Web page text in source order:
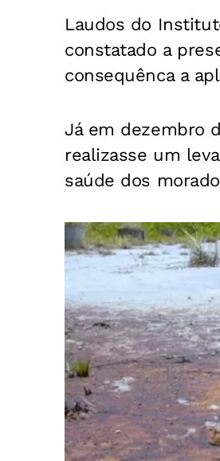
Laudos do
constatado a
consequênca a
Já em dezembro
realizasse um
saúde dos